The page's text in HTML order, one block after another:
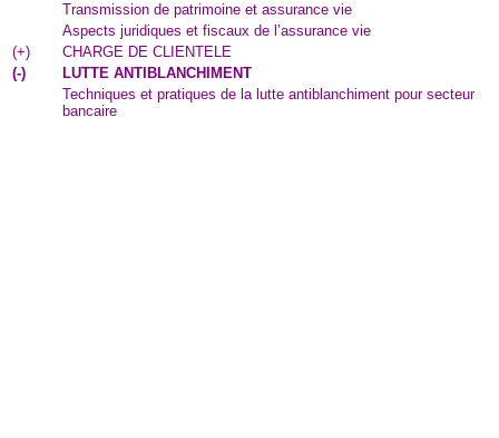
Transmission de patrimoine et assurance vie
Aspects juridiques et fiscaux de l’assurance vie
(+)
CHARGE DE CLIENTELE
(-)
LUTTE ANTIBLANCHIMENT
Techniques et pratiques de la lutte antiblanchiment pour secteur
bancaire